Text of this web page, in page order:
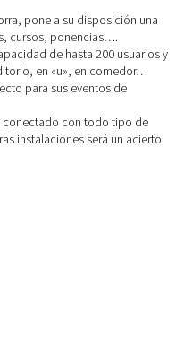
pone a su disposición una
cursos, ponencias….
de hasta 200 usuarios y
en «u», en comedor…
para sus eventos de
conectado con todo tipo de
instalaciones será un acierto